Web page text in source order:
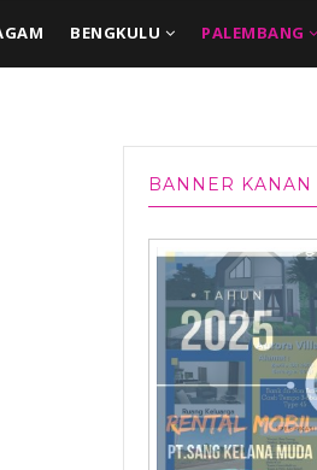
BENGKULU PALEMBANG
BANNER KANAN